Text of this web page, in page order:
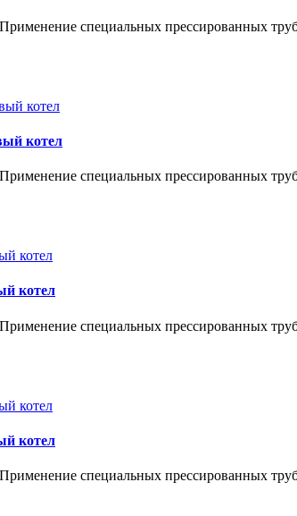
специальных прессированных
котел
специальных прессированных
котел
специальных прессированных
котел
специальных прессированных